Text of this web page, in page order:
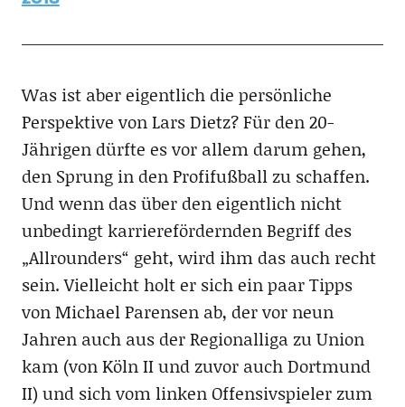
Was ist aber eigentlich die persönliche
Perspektive von Lars Dietz? Für den 20-
Jährigen dürfte es vor allem darum gehen,
den Sprung in den Profifußball zu schaffen.
Und wenn das über den eigentlich nicht
unbedingt karrierefördernden Begriff des
„Allrounders“ geht, wird ihm das auch recht
sein. Vielleicht holt er sich ein paar Tipps
von Michael Parensen ab, der vor neun
Jahren auch aus der Regionalliga zu Union
kam (von Köln II und zuvor auch Dortmund
II) und sich vom linken Offensivspieler zum